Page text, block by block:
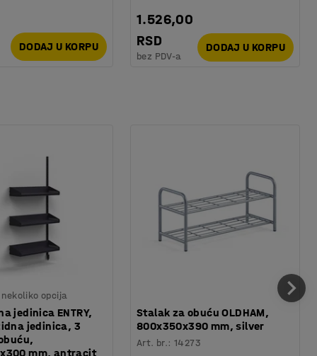
DODAJ U KORPU
1.526,00
RSD
bez PDV-a
DODAJ U KORPU
nekoliko opcija
jedinica ENTRY,
jedinica, 3
mm, antracit
Stalak za obuću OLDHAM,
800x350x390 mm, silver
Art. br.:14273